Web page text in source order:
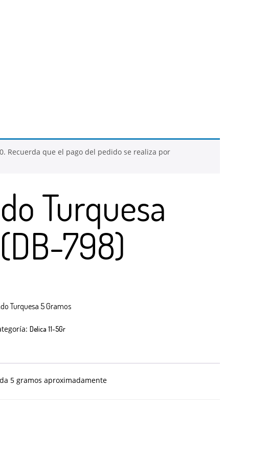
. Recuerda que el pago del pedido se realiza por
Turquesa
798)
Turquesa 5 Gramos
Delica 11-5Gr
5 gramos aproximadamente